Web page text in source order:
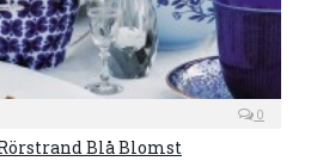
0
Blå Blomst